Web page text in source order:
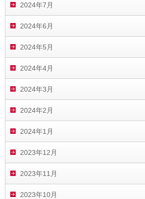
2024年7月
2024年6月
2024年5月
2024年4月
2024年3月
2024年2月
2024年1月
2023年12月
2023年11月
2023年10月